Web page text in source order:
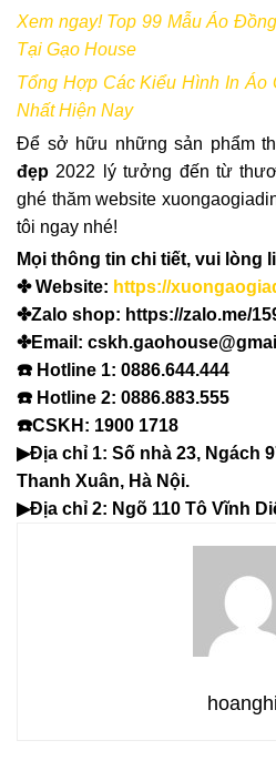
Xem ngay! Top 99 Mẫu Áo
Tại Gạo House
Tổng Hợp Các Kiểu Hình In
Nhất Hiện Nay
Để sở hữu những sản phẩm
đẹp 2022 lý tưởng đến từ
ghé thăm website
tôi ngay nhé!
Mọi thông tin chi tiết, vui lòng
✤ Website: https://
✤Zalo shop: https://zalo.me/
✤Email:
☎️ Hotline 1: 0886.644.444
☎️ Hotline 2: 0886.883.555
☎️CSKH: 1900 1718
▶Địa chỉ 1: Số nhà 23, Ngách
Thanh Xuân, Hà Nội.
▶Địa chỉ 2: Ngõ 110 Tô Vĩnh